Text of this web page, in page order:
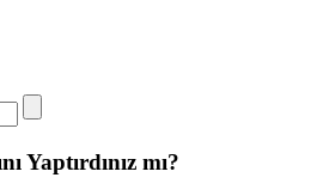
Yaptırdınız mı?